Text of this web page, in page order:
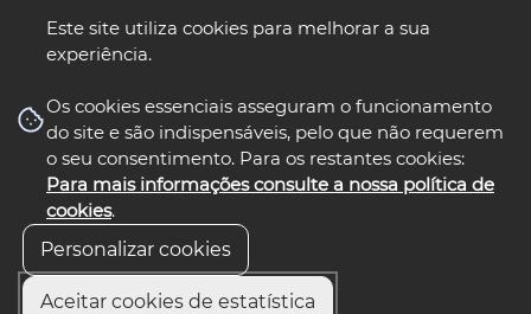
Este site utiliza cookies para melhorar a sua
experiência.
Os cookies essenciais asseguram o funcionamento
do site e são indispensáveis, pelo que não requerem
o seu consentimento. Para os restantes cookies:
Para mais informações consulte a nossa política de
cookies.
Personalizar cookies
Aceitar cookies de estatística
nos select language